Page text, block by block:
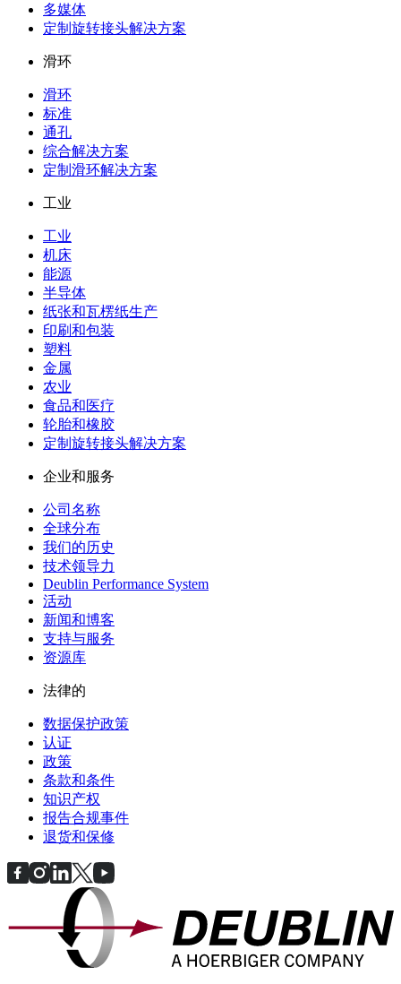
多媒体
定制旋转接头解决方案
滑环
滑环
标准
通孔
综合解决方案
定制滑环解决方案
工业
工业
机床
能源
半导体
纸张和瓦楞纸生产
印刷和包装
塑料
金属
农业
食品和医疗
轮胎和橡胶
定制旋转接头解决方案
企业和服务
公司名称
全球分布
我们的历史
技术领导力
Deublin Performance System
活动
新闻和博客
支持与服务
资源库
法律的
数据保护政策
认证
政策
条款和条件
知识产权
报告合规事件
退货和保修